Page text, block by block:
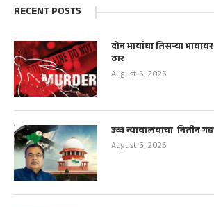
RECENT POSTS
दोन भावांचा तिसऱ्या
ठार
August 6, 2026
उच्च न्यायालयाचा नितीन
August 5, 2026